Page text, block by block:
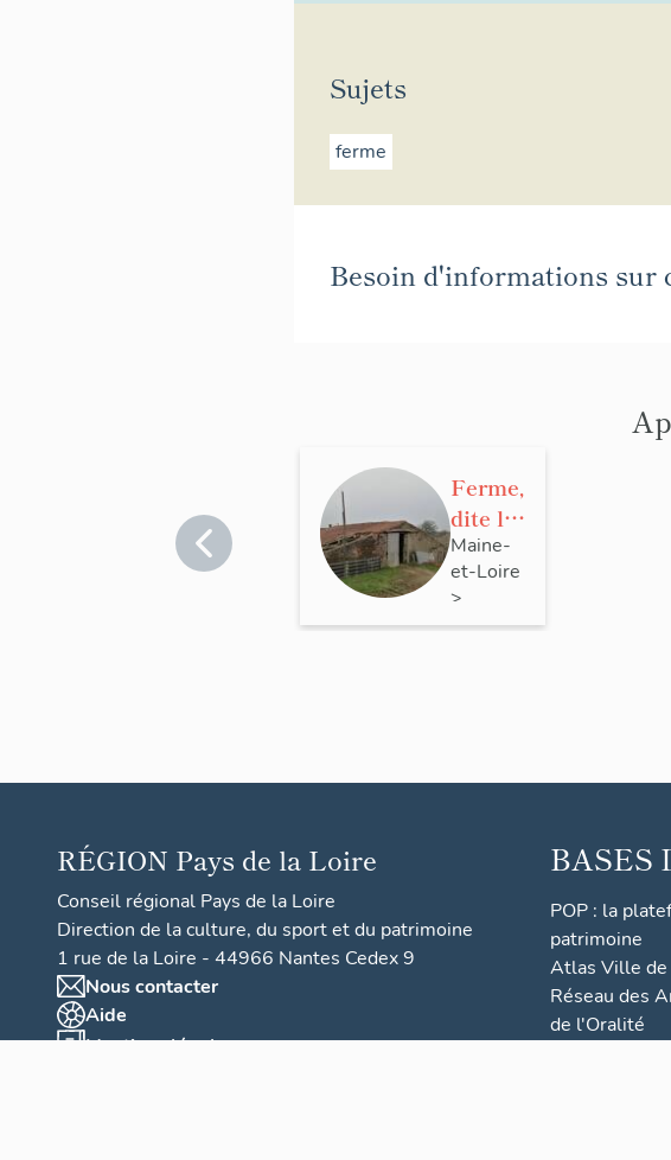
Sujets
ferme
Besoin d'informations sur
Ferme,
dite le
Verna
y
Maine-
et-Loire
>
Saint-
RÉGION Pays de la Loire
Conseil régional Pays de la Loire
Direction de la culture, du sport et du patrimoine
1 rue de la Loire - 44966 Nantes Cedex 9
Nous contacter
Aide
Mentions légales
BASES
POP : la
patrimoine
Atlas Ville de
Réseau des
de l'Oralité